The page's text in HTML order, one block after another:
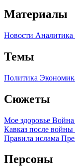
Материалы
Новости Аналитика
Темы
Политика
Сюжеты
Мое здоровье Война
Кавказ после войны
Правила ислама
Персоны